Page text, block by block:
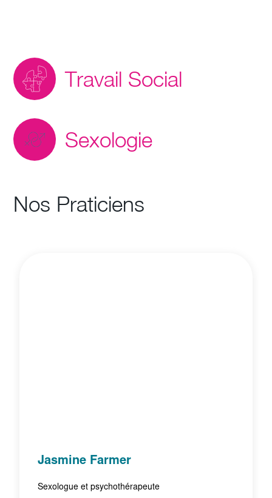
Travail Social
Sexologie
Nos Praticiens
Jasmine Farmer
Sexologue et psychothérapeute